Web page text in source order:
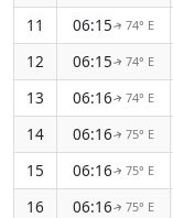
11
06:15↑ 74° E
12
06:15↑ 74° E
13
06:16↑ 74° E
14
06:16↑ 75° E
15
06:16↑ 75° E
16
06:16↑ 75° E